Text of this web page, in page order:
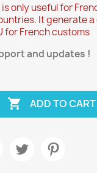
is only useful for
It generate
for French customs
and updates !
 ADD TO CART